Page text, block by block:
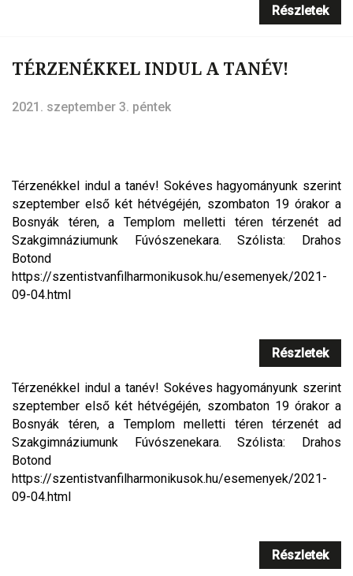
Részletek
TÉRZENÉKKEL INDUL A TANÉV!
2021. szeptember 3. péntek
Térzenékkel indul a tanév! Sokéves hagyományunk szerint
szeptember első két hétvégéjén, szombaton 19 órakor a
Bosnyák téren, a Templom melletti téren térzenét ad
Szakgimnáziumunk Fúvószenekara. Szólista: Drahos
Botond
https://szentistvanfilharmonikusok.hu/esemenyek/2021-
09-04.html
Részletek
Térzenékkel indul a tanév! Sokéves hagyományunk szerint
szeptember első két hétvégéjén, szombaton 19 órakor a
Bosnyák téren, a Templom melletti téren térzenét ad
Szakgimnáziumunk Fúvószenekara. Szólista: Drahos
Botond
https://szentistvanfilharmonikusok.hu/esemenyek/2021-
09-04.html
Részletek